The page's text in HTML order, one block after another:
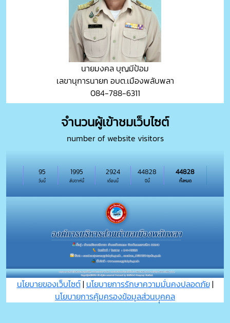
นายมงคล บุญมีป้อม
เลขานุการนายก อบต.เมืองพลับพลา
084-788-6311
จำนวนผู้เข้าชมเว็บไซต์
number of website visitors
วันนี้
95
สัปดาห์นี้
1995
เดือนนี้
2924
ปีนี้
44828
ทั้งหมด
44828
นโยบายของเว็บไซต์| นโยบายการรักษาความมั่นคงปลอดภัย|
นโยบายการคุ้มครองข้อมูลส่วนบุุคคล